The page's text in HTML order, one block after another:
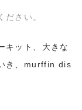
さい。
キット、大きな
き、murffin dis